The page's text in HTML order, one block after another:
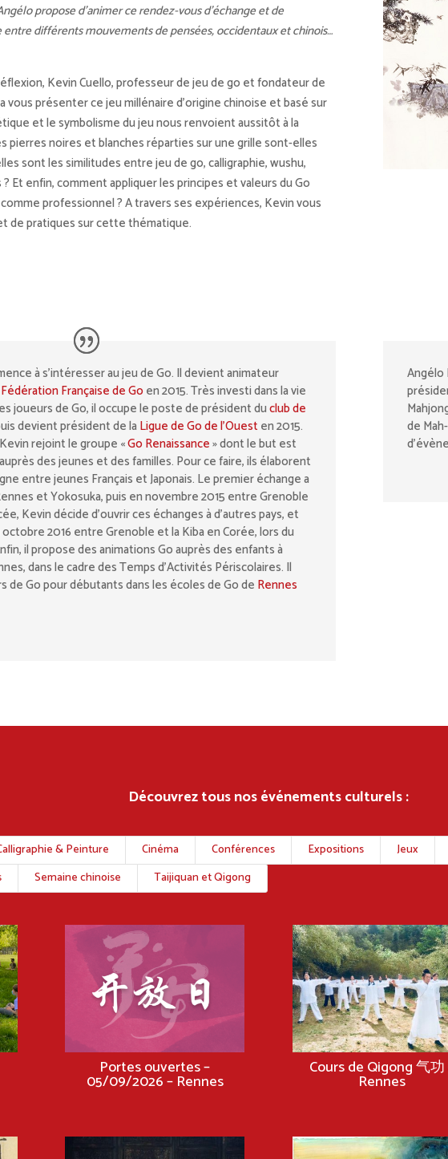
propose d’animer ce rendez-vous d’échange et de
différents mouvements de pensées, occidentaux et chinois…
Kevin Cuello, professeur de jeu de go et fondateur de
vous présenter ce jeu millénaire d’origine chinoise et basé sur
et le symbolisme du jeu nous renvoient aussitôt à la
pierres noires et blanches réparties sur une grille sont-elles
sont les similitudes entre jeu de go, calligraphie, wushu,
Et enfin, comment appliquer les principes et valeurs du Go
professionnel ? A travers ses expériences, Kevin vous
de pratiques sur cette thématique.
à s’intéresser au jeu de Go. Il devient animateur
Fédération Française de Go en 2015. Très investi dans la vie
joueurs de Go, il occupe le poste de président duclub de
devient président de la Ligue de Go de l’Ouesten 2015.
Kevin rejoint le groupe «Go Renaissance» dont le but est
des jeunes et des familles. Pour ce faire, ils élaborent
entre jeunes Français et Japonais. Le premier échange a
et Yokosuka, puis en novembre 2015 entre Grenoble
Kevin décide d’ouvrir ces échanges à d’autres pays, et
2016 entre Grenoble et la Kiba en Corée, lors du
il propose des animations Go auprès des enfants à
dans le cadre des Temps d’Activités Périscolaires. Il
de Go pour débutants dans les écoles de Go de Rennes
Angélo
de
Découvrez tous nos événements culturels :
& Peinture Cinéma Conférences Expositions Jeux
Semaine chinoise Taijiquan et Qigong
Portes ouvertes –
05/09/2026 – Rennes
Cours de Qigong 气功
Rennes